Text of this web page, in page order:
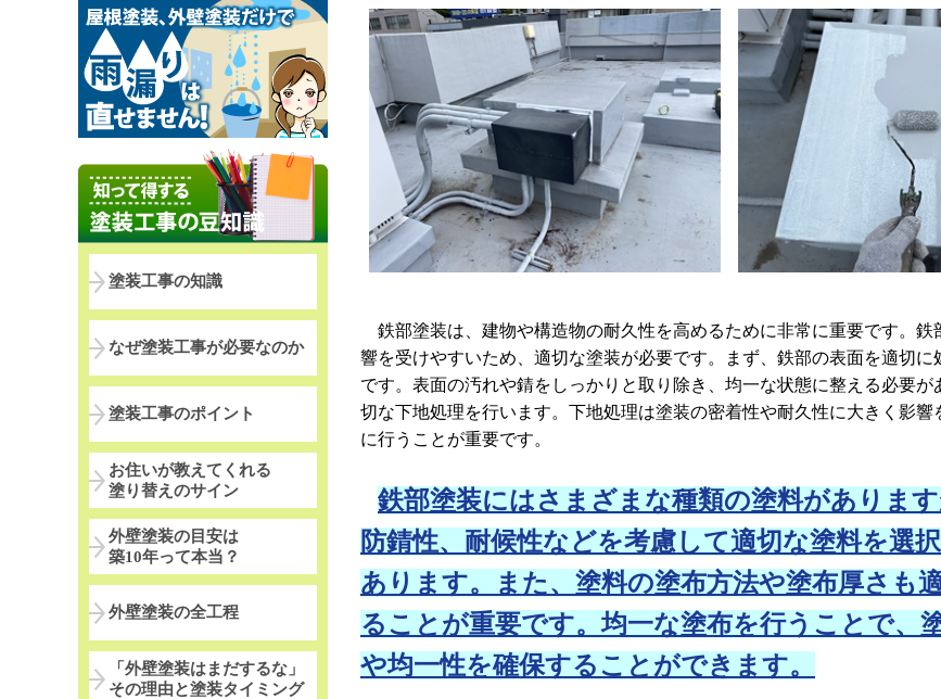
鉄部塗装は、建物や構造物の耐久性を高めるために非常に重要です。鉄
響を受けやすいため、適切な塗装が必要です。まず、鉄部の表面を適切に
です。表面の汚れや錆をしっかりと取り除き、均一な状態に整える必要が
切な下地処理を行います。下地処理は塗装の密着性や耐久性に大きく影響
に行うことが重要です。
鉄部塗装にはさまざまな種類の塗料がありま
防錆性、耐候性などを考慮して適切な塗料を選
あります。また、塗料の塗布方法や塗布厚さも
ることが重要です。均一な塗布を行うことで、
や均一性を確保することができます。
塗装工事の知識
なぜ塗装工事が必要なのか
塗装工事のポイント
お住いが教えてくれる
塗り替えのサイン
外壁塗装の目安は
築10年って本当？
外壁塗装の全工程
「外壁塗装はまだするな」
その理由と塗装タイミング